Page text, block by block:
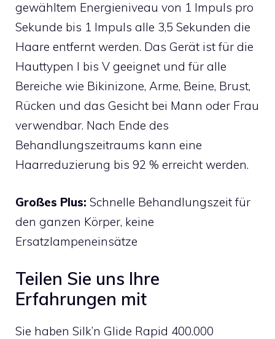
gewähltem Energieniveau von 1 Impuls pro
Sekunde bis 1 Impuls alle 3,5 Sekunden die
Haare entfernt werden. Das Gerät ist für die
Hauttypen I bis V geeignet und für alle
Bereiche wie Bikinizone, Arme, Beine, Brust,
Rücken und das Gesicht bei Mann oder Frau
verwendbar. Nach Ende des
Behandlungszeitraums kann eine
Haarreduzierung bis 92 % erreicht werden.
Großes Plus: Schnelle Behandlungszeit für
den ganzen Körper, keine
Ersatzlampeneinsätze
Teilen Sie uns Ihre
Erfahrungen mit
Sie haben Silk’n Glide Rapid 400.000